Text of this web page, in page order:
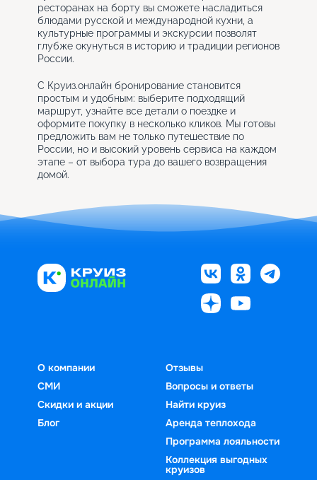
ресторанах на борту вы сможете насладиться
блюдами русской и международной кухни, а
культурные программы и экскурсии позволят
глубже окунуться в историю и традиции регионов
России.
С Круиз.онлайн бронирование становится
простым и удобным: выберите подходящий
маршрут, узнайте все детали о поездке и
оформите покупку в несколько кликов. Мы готовы
предложить вам не только путешествие по
России, но и высокий уровень сервиса на каждом
этапе – от выбора тура до вашего возвращения
домой.
О компании
СМИ
Скидки и акции
Блог
Отзывы
Вопросы и ответы
Найти круиз
Аренда теплохода
Программа лояльности
Коллекция выгодных
круизов